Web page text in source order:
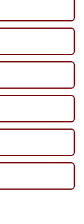
x 29 x 30 cm